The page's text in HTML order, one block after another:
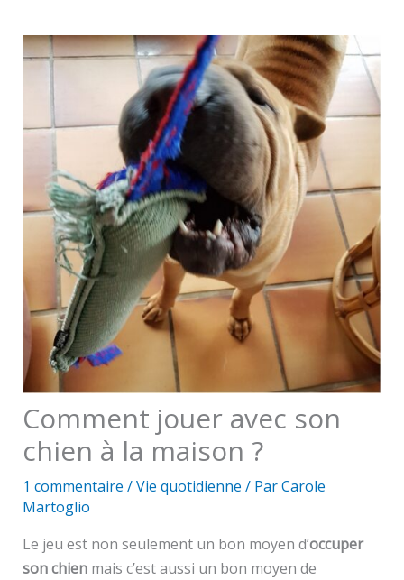
Comment jouer avec son
chien à la maison ?
1 commentaire /Vie quotidienne / ParCarole
Martoglio
Le jeu est non seulement un bon moyen d’occuper
son chienmais c’est aussi un bon moyen de